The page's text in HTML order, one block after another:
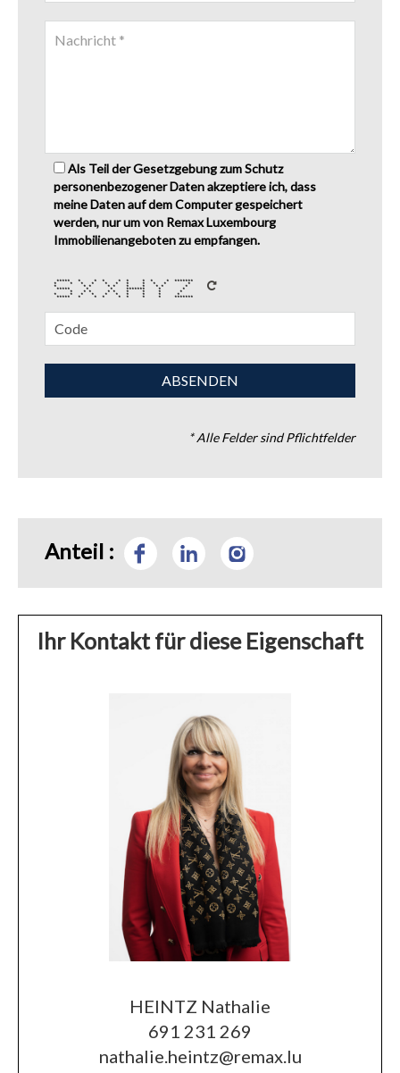
Als Teil der Gesetzgebung zum Schutz
personenbezogener Daten akzeptiere ich, dass
meine Daten auf dem Computer gespeichert
werden, nur um von Remax Luxembourg
Immobilienangeboten zu empfangen.
***** * * * * * * * * *******
* * * * * * * * * * *
* * * * * * * * * *
***** * * ******* * *
* * * * * * * * *
* * * * * * * * * *
***** * * * * * * * *******
* Alle Felder sind Pflichtfelder
Anteil :
Ihr Kontakt für diese Eigenschaft
HEINTZ Nathalie
691 231 269
nathalie.heintz@remax.lu